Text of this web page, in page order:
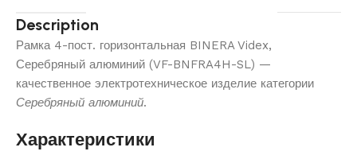
Description
Рамка 4-пост. горизонтальная BINERA Videx,
Серебряный алюминий (VF-BNFRA4H-SL) —
качественное электротехническое изделие категории
Серебряный алюминий.
Характеристики